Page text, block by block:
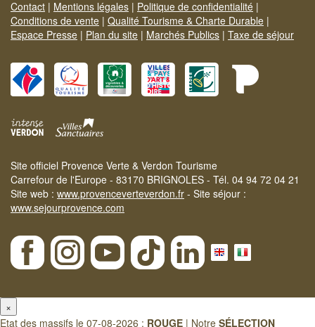
Contact | Mentions légales | Politique de confidentialité |
Conditions de vente | Qualité Tourisme & Charte Durable |
Espace Presse | Plan du site | Marchés Publics | Taxe de séjour
Site officiel Provence Verte & Verdon Tourisme
Carrefour de l'Europe - 83170 BRIGNOLES - Tél. 04 94 72 04 21
Site web : www.provenceverteverdon.fr - Site séjour :
www.sejourprovence.com
×
Etat des massifs le 07-08-2026 : ROUGE | Notre SÉLECTION